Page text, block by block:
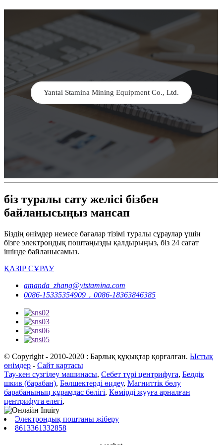
Yantai Stamina Mining Equipment Co., Ltd.
біз туралы сату желісі бізбен
байланысыңыз мансап
Біздің өнімдер немесе бағалар тізімі туралы сұраулар үшін
бізге электрондық поштаңызды қалдырыңыз, біз 24 сағат
ішінде байланысамыз.
ҚАЗІР СҰРАУ
amanda_zhang@ytstamina.com
0086-15335354909，0086-18363846385
© Copyright - 2010-2020 : Барлық құқықтар қорғалған. Ыстық
өнімдер - Сайт картасы
Тау-кен сүзгілеу машинасы, Себет түрі центрифуга, Белдік
шкив (барабан), Бөлшектерді өңдеу, Магниттік бөлу
барабанының құрамдас бөлігі, Көмірді жууға арналған
центрифуга елегі,
Электрондық поштаны жіберу
8613361332858